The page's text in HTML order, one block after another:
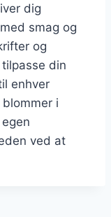
dig
smag og
og
din
enhver
i
ved at